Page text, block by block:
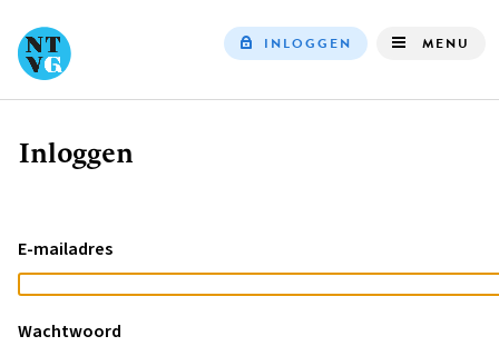
INLOGGEN MENU
Kruimelpad
Inloggen
E-mailadres
Wachtwoord